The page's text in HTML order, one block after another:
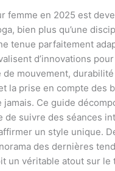
femme en 2025 est
bien plus qu’une
tenue parfaitement
d’innovations
mouvement,
la prise en compte
jamais. Ce guide
de suivre des séances
un style unique.
des dernières
un véritable atout sur le